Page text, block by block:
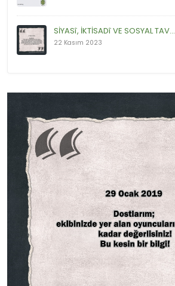
SİYASî, İKTİSADî VE SOSYAL TAV...
22 Kasım 2023